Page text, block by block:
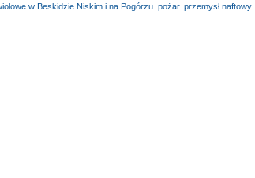
w Beskidzie Niskim i na Pogórzu pożar, przemysł naftowy,